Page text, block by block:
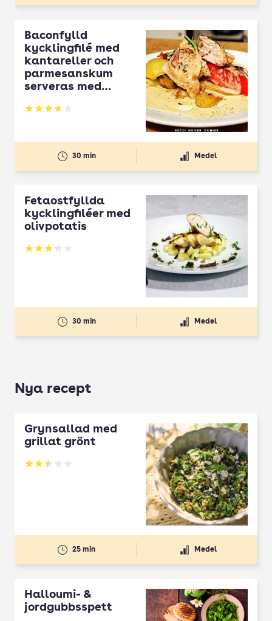
Baconfylld
kycklingfilé med
kantareller och
parmesanskum
serveras med
pott
Betyg: 3.7 av 5
30 min Medel
Fetaostfyllda
kycklingfiléer med
olivpotatis
Betyg: 3.25 av 5
30 min Medel
Nya recept
Grynsallad med
grillat grönt
Betyg: 2.5 av 5
25 min Medel
Halloumi- &
jordgubbsspett